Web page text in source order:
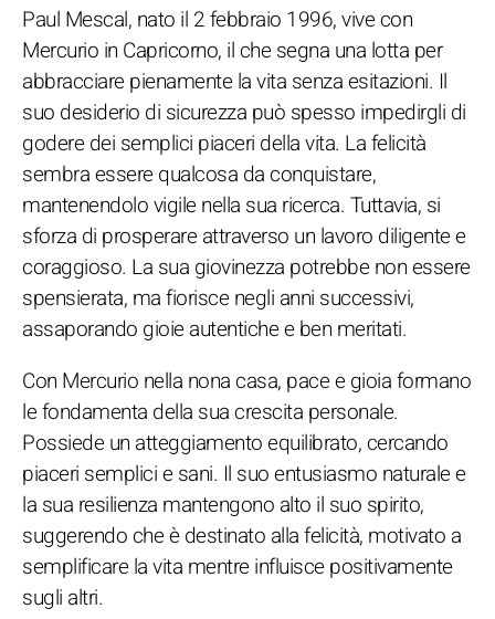
Paul Mescal, nato il 2 febbraio 1996, vive con
Mercurio in Capricorno, il che segna una lotta per
abbracciare pienamente la vita senza esitazioni. Il
suo desiderio di sicurezza può spesso impedirgli di
godere dei semplici piaceri della vita. La felicità
sembra essere qualcosa da conquistare,
mantenendolo vigile nella sua ricerca. Tuttavia, si
sforza di prosperare attraverso un lavoro diligente e
coraggioso. La sua giovinezza potrebbe non essere
spensierata, ma fiorisce negli anni successivi,
assaporando gioie autentiche e ben meritati.
Con Mercurio nella nona casa, pace e gioia formano
le fondamenta della sua crescita personale.
Possiede un atteggiamento equilibrato, cercando
piaceri semplici e sani. Il suo entusiasmo naturale e
la sua resilienza mantengono alto il suo spirito,
suggerendo che è destinato alla felicità, motivato a
semplificare la vita mentre influisce positivamente
sugli altri.